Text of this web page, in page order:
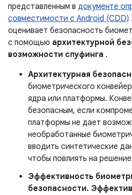
представленным в документе
совместимости с Android (CDD)
оценивает безопасность
с помощью архитектурной
возможности спуфинга .
Архитектурная
биометрического
ядра или платформы.
безопасным, если
платформы не дает
необработанные
вводить синтетические
чтобы повлиять на
Эффективность
безопасности.